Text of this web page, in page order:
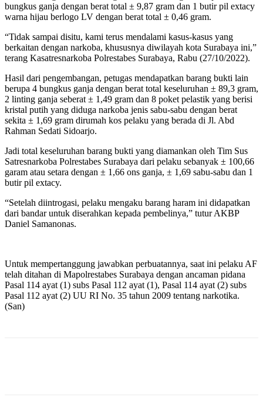
bungkus ganja dengan berat total ± 9,87 gram dan 1 butir pil extacy
warna hijau berlogo LV dengan berat total ± 0,46 gram.
“Tidak sampai disitu, kami terus mendalami kasus-kasus yang
berkaitan dengan narkoba, khususnya diwilayah kota Surabaya ini,”
terang Kasatresnarkoba Polrestabes Surabaya, Rabu (27/10/2022).
Hasil dari pengembangan, petugas mendapatkan barang bukti lain
berupa 4 bungkus ganja dengan berat total keseluruhan ± 89,3 gram,
2 linting ganja seberat ± 1,49 gram dan 8 poket pelastik yang berisi
kristal putih yang diduga narkoba jenis sabu-sabu dengan berat
sekita ± 1,69 gram dirumah kos pelaku yang berada di Jl. Abd
Rahman Sedati Sidoarjo.
Jadi total keseluruhan barang bukti yang diamankan oleh Tim Sus
Satresnarkoba Polrestabes Surabaya dari pelaku sebanyak ± 100,66
garam atau setara dengan ± 1,66 ons ganja, ± 1,69 sabu-sabu dan 1
butir pil extacy.
“Setelah diintrogasi, pelaku mengaku barang haram ini didapatkan
dari bandar untuk diserahkan kepada pembelinya,” tutur AKBP
Daniel Samanonas.
Untuk mempertanggung jawabkan perbuatannya, saat ini pelaku AF
telah ditahan di Mapolrestabes Surabaya dengan ancaman pidana
Pasal 114 ayat (1) subs Pasal 112 ayat (1), Pasal 114 ayat (2) subs
Pasal 112 ayat (2) UU RI No. 35 tahun 2009 tentang narkotika.
(San)